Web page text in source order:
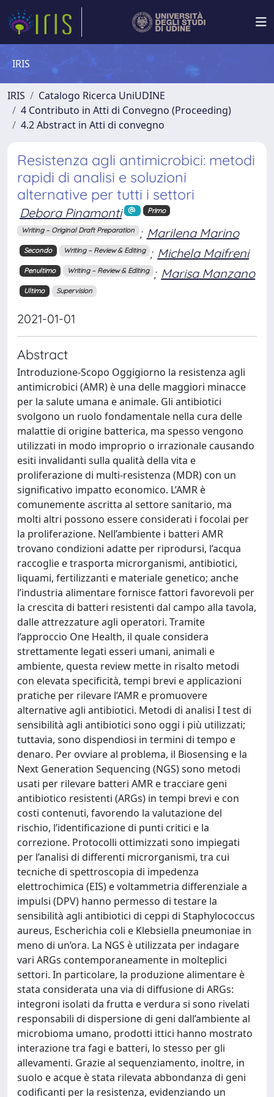
IRIS
IRIS
Catalogo Ricerca UniUDINE
4 Contributo in Atti di Convegno (Proceeding)
4.2 Abstract in Atti di convegno
Resistenza agli antimicrobici: metodi
rapidi di analisi e soluzioni
alternative per tutti i settori
Debora Pinamonti Primo
Writing – Original Draft Preparation ; Marilena Marino
Secondo Writing – Review & Editing ; Michela Maifreni
Penultimo Writing – Review & Editing ; Marisa Manzano
Ultimo Supervision
2021-01-01
Abstract
Introduzione-Scopo Oggigiorno la resistenza agli
antimicrobici (AMR) è una delle maggiori minacce
per la salute umana e animale. Gli antibiotici
svolgono un ruolo fondamentale nella cura delle
malattie di origine batterica, ma spesso vengono
utilizzati in modo improprio o irrazionale causando
esiti invalidanti sulla qualità della vita e
proliferazione di multi-resistenza (MDR) con un
significativo impatto economico. L’AMR è
comunemente ascritta al settore sanitario, ma
molti altri possono essere considerati i focolai per
la proliferazione. Nell’ambiente i batteri AMR
trovano condizioni adatte per riprodursi, l’acqua
raccoglie e trasporta microrganismi, antibiotici,
liquami, fertilizzanti e materiale genetico; anche
l’industria alimentare fornisce fattori favorevoli per
la crescita di batteri resistenti dal campo alla tavola,
dalle attrezzature agli operatori. Tramite
l’approccio One Health, il quale considera
strettamente legati esseri umani, animali e
ambiente, questa review mette in risalto metodi
con elevata specificità, tempi brevi e applicazioni
pratiche per rilevare l’AMR e promuovere
alternative agli antibiotici. Metodi di analisi I test di
sensibilità agli antibiotici sono oggi i più utilizzati;
tuttavia, sono dispendiosi in termini di tempo e
denaro. Per ovviare al problema, il Biosensing e la
Next Generation Sequencing (NGS) sono metodi
usati per rilevare batteri AMR e tracciare geni
antibiotico resistenti (ARGs) in tempi brevi e con
costi contenuti, favorendo la valutazione del
rischio, l’identificazione di punti critici e la
correzione. Protocolli ottimizzati sono impiegati
per l’analisi di differenti microrganismi, tra cui
tecniche di spettroscopia di impedenza
elettrochimica (EIS) e voltammetria differenziale a
impulsi (DPV) hanno permesso di testare la
sensibilità agli antibiotici di ceppi di Staphylococcus
aureus, Escherichia coli e Klebsiella pneumoniae in
meno di un’ora. La NGS è utilizzata per indagare
vari ARGs contemporaneamente in molteplici
settori. In particolare, la produzione alimentare è
stata considerata una via di diffusione di ARGs:
integroni isolati da frutta e verdura si sono rivelati
responsabili di dispersione di geni dall’ambiente al
microbioma umano, prodotti ittici hanno mostrato
interazione tra fagi e batteri, lo stesso per gli
allevamenti. Grazie al sequenziamento, inoltre, in
suolo e acque è stata rilevata abbondanza di geni
codificanti per la resistenza, evidenziando un